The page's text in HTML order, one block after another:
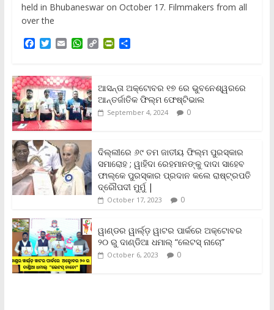
held in Bhubaneswar on October 17. Filmmakers from all
over the
F
e
b
o
o
k
T
t
t
e
r
E
i
l
W
t
s
A
p
p
C
L
i
n
k
P
t
F
r
i
d
l
y
S
e
ଆସନ୍ତା ଅକ୍ଟୋବର ୧୭ ରେ ଭୁବନେଶ୍ୱରରେ
ଆନ୍ତର୍ଜାତିକ ଫିଲ୍ମ ଫେଷ୍ଟିଭାଲ
September 4, 2024 0
ଦିଲ୍ଲୀରେ ୬୯ ତମ ଜାତୀୟ ଫିଲ୍ମ ପୁରସ୍କାର
ସମାରୋହ ; ୱାହିଦା ରେହମାନଙ୍କୁ ଦାଦା ସାହେବ
ଫାଲ୍‌କେ ପୁରସ୍କାର ପ୍ରଦାନ କଲେ ରାଷ୍ଟ୍ରପତି
ଦ୍ରୌପଦୀ ମୁର୍ମୁ |
October 17, 2023 0
ୱାଣ୍ଡର ୱାର୍ଲ୍‌ଡ଼ ୱାଟର ପାର୍କରେ ଅକ୍ଟୋବର
୨୦ ରୁ ଦାଣ୍ଡିଆ ଧମାଲ୍ “ଲେଟସ୍ ନାଚୋ”
October 6, 2023 0